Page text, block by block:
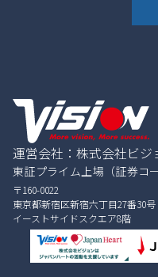
運営会社：株式会社ビジ
東証プライム上場（証券コー
〒160-0022
東京都新宿区新宿六丁目27番30号
イーストサイドスクエア8階